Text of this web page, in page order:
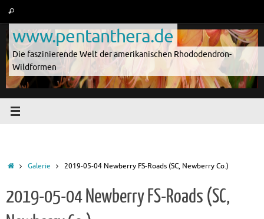
springen
Suchen
www.pentanthera.de
Die faszinierende Welt der amerikanischen Rhododendron-
Wildformen
StartGalerie 2019-05-04 Newberry FS-Roads (SC, Newberry Co.)
2019-05-04 Newberry FS-Roads (SC,